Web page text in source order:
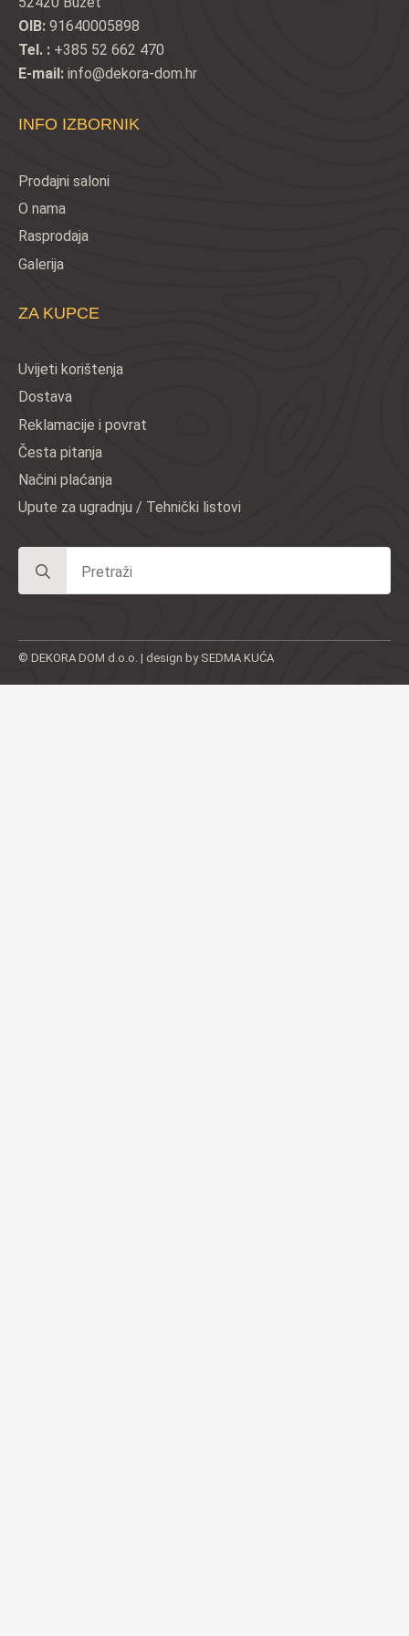
OIB: 91640005898
Tel. : +385 52 662 470
E-mail: info@dekora-dom.hr
INFO IZBORNIK
Prodajni saloni
O nama
Rasprodaja
Galerija
ZA KUPCE
Uvijeti korištenja
Dostava
Reklamacije i povrat
Česta pitanja
Načini plaćanja
Upute za ugradnju / Tehnički listovi
for:
© DEKORA DOM d.o.o. | design by SEDMA KUĆA